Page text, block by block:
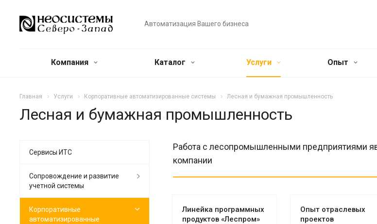
Автоматизация Вашего бизнеса
Компания Каталог Услуги Опыт
Главная Услуги Корпоративные автоматизированные системы Лесная и бумажная промышленность
Лесная и бумажная промышленность
Работа с лесопромышленными предприятиями
компании
Линейка программных
продуктов «Леспром»
Опыт отраслевых
проектов
Сервисы ИТС
Сопровождение и развитие
учетной системы
Корпоративные
автоматизированные